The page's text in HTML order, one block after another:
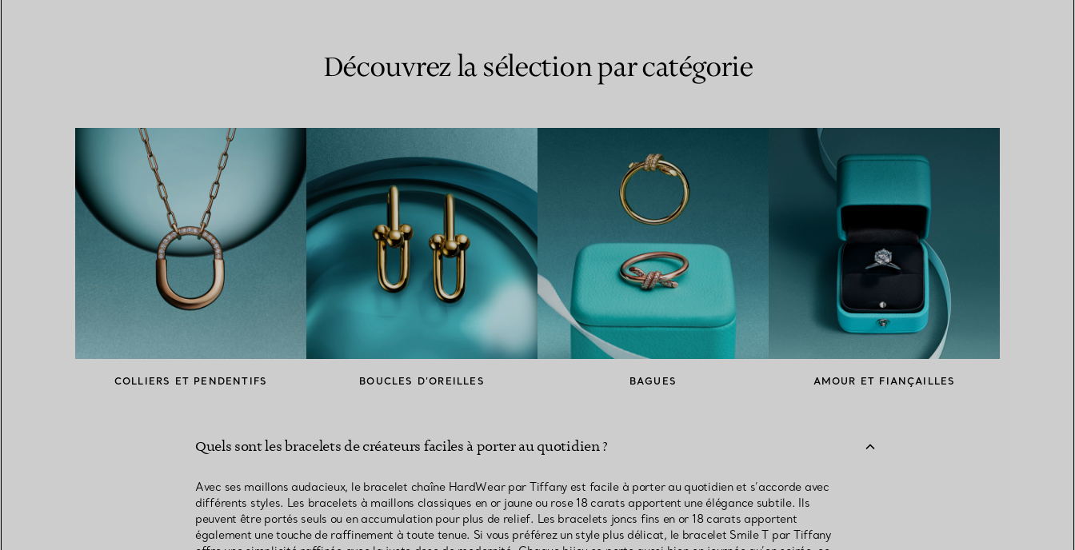
Découvrez la sélection par catégorie
COLLIERS ET PENDENTIFS BOUCLES D’OREILLES BAGUES AMOUR ET FIANÇAILLES
Quels sont les bracelets de créateurs faciles à porter au quotidien ?
Avec ses maillons audacieux, le bracelet chaîne HardWear par Tiffany est facile à porter au quotidien et s’accorde avec
différents styles. Les bracelets à maillons classiques en or jaune ou rose 18 carats apportent une élégance subtile. Ils
peuvent être portés seuls ou en accumulation pour plus de relief. Les bracelets joncs fins en or 18 carats apportent
également une touche de raffinement à toute tenue. Si vous préférez un style plus délicat, le bracelet Smile T par Tiffany